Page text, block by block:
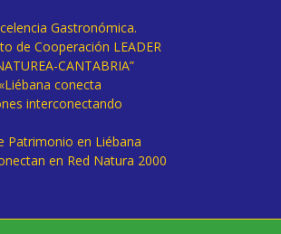
Gastronómica.
de Cooperación LEADER
CANTABRIA”
conecta
interconectando
Patrimonio en Liébana
en Red Natura 2000